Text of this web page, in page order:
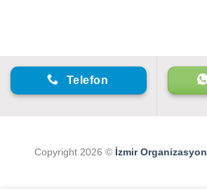
Telefon
Copyright 2026 © İzmir Organizasyon